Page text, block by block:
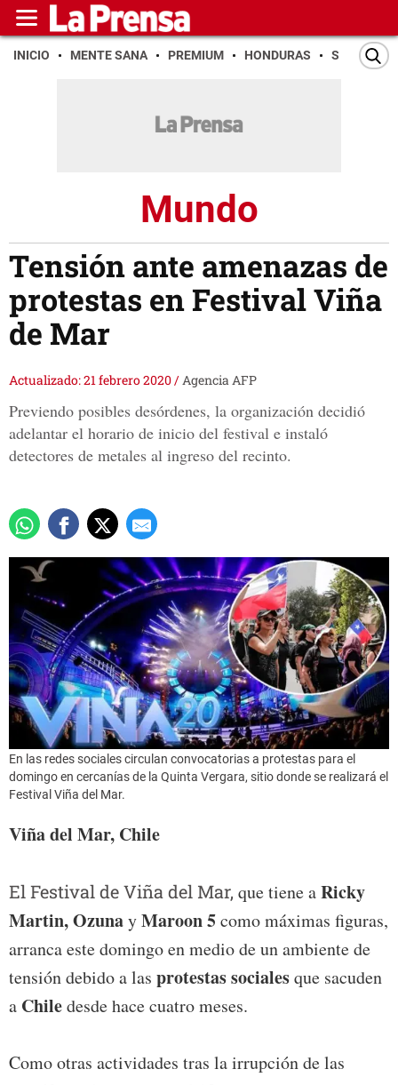
INICIO MENTE SANA PREMIUM HONDURAS SAN PEDRO
Mundo
Tensión ante amenazas de
protestas en Festival Viña
de Mar
Actualizado: 21 febrero 2020/Agencia AFP
Previendo posibles desórdenes, la organización decidió
adelantar el horario de inicio del festival e instaló
detectores de metales al ingreso del recinto.
En las redes sociales circulan convocatorias a protestas para el
domingo en cercanías de la Quinta Vergara, sitio donde se realizará el
Festival Viña del Mar.
Viña del Mar, Chile
El Festival de Viña del Mar, que tiene aRicky
Martin, OzunayMaroon 5como máximas figuras,
arranca este domingo en medio de un ambiente de
tensión debido a las protestas socialesque sacuden
a Chiledesde hace cuatro meses.
Como otras actividades tras la irrupción de las